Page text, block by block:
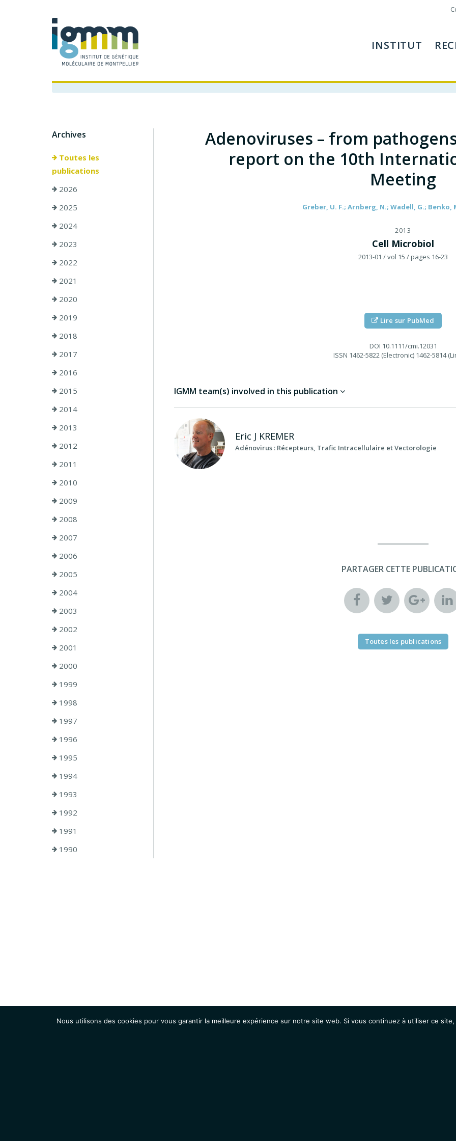
INSTITUT
Archives
Toutes les
publications
2026
2025
2024
2023
2022
2021
2020
2019
2018
2017
2016
2015
2014
2013
2012
2011
2010
2009
2008
2007
2006
2005
2004
2003
2002
2001
2000
1999
1998
1997
1996
1995
1994
1993
1992
1991
1990
Adenoviruses – from
report on the 10th
Meeting
Greber, U. F.; Arnberg, N.; Wadell, G.; Benko,
2013
Cell Microbiol
2013-01 / vol 15 / pages 16-23
Lire sur PubMed
DOI 10.1111/cmi.12031
ISSN 1462-5822 (Electronic) 1462-5814
IGMM team(s) involved in this publication
Eric J KREMER
Adénovirus : Récepteurs, Trafic Intracellulaire et Vectorologie
PARTAGER CETTE
Toutes les publications
Nous utilisons des cookies pour vous garantir la meilleure expérience sur notre site web. Si vous continuez à utiliser ce